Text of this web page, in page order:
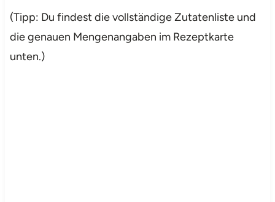
(Tipp: Du findest die vollständige Zutatenliste und
die genauen Mengenangaben im Rezeptkarte
unten.)